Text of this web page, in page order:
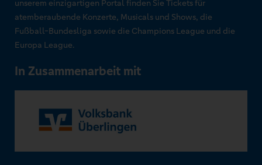
unserem einzigartigen Portal finden Sie Tickets für
atemberaubende Konzerte, Musicals und Shows, die
Fußball-Bundesliga sowie die Champions League und die
Europa League.
In Zusammenarbeit mit